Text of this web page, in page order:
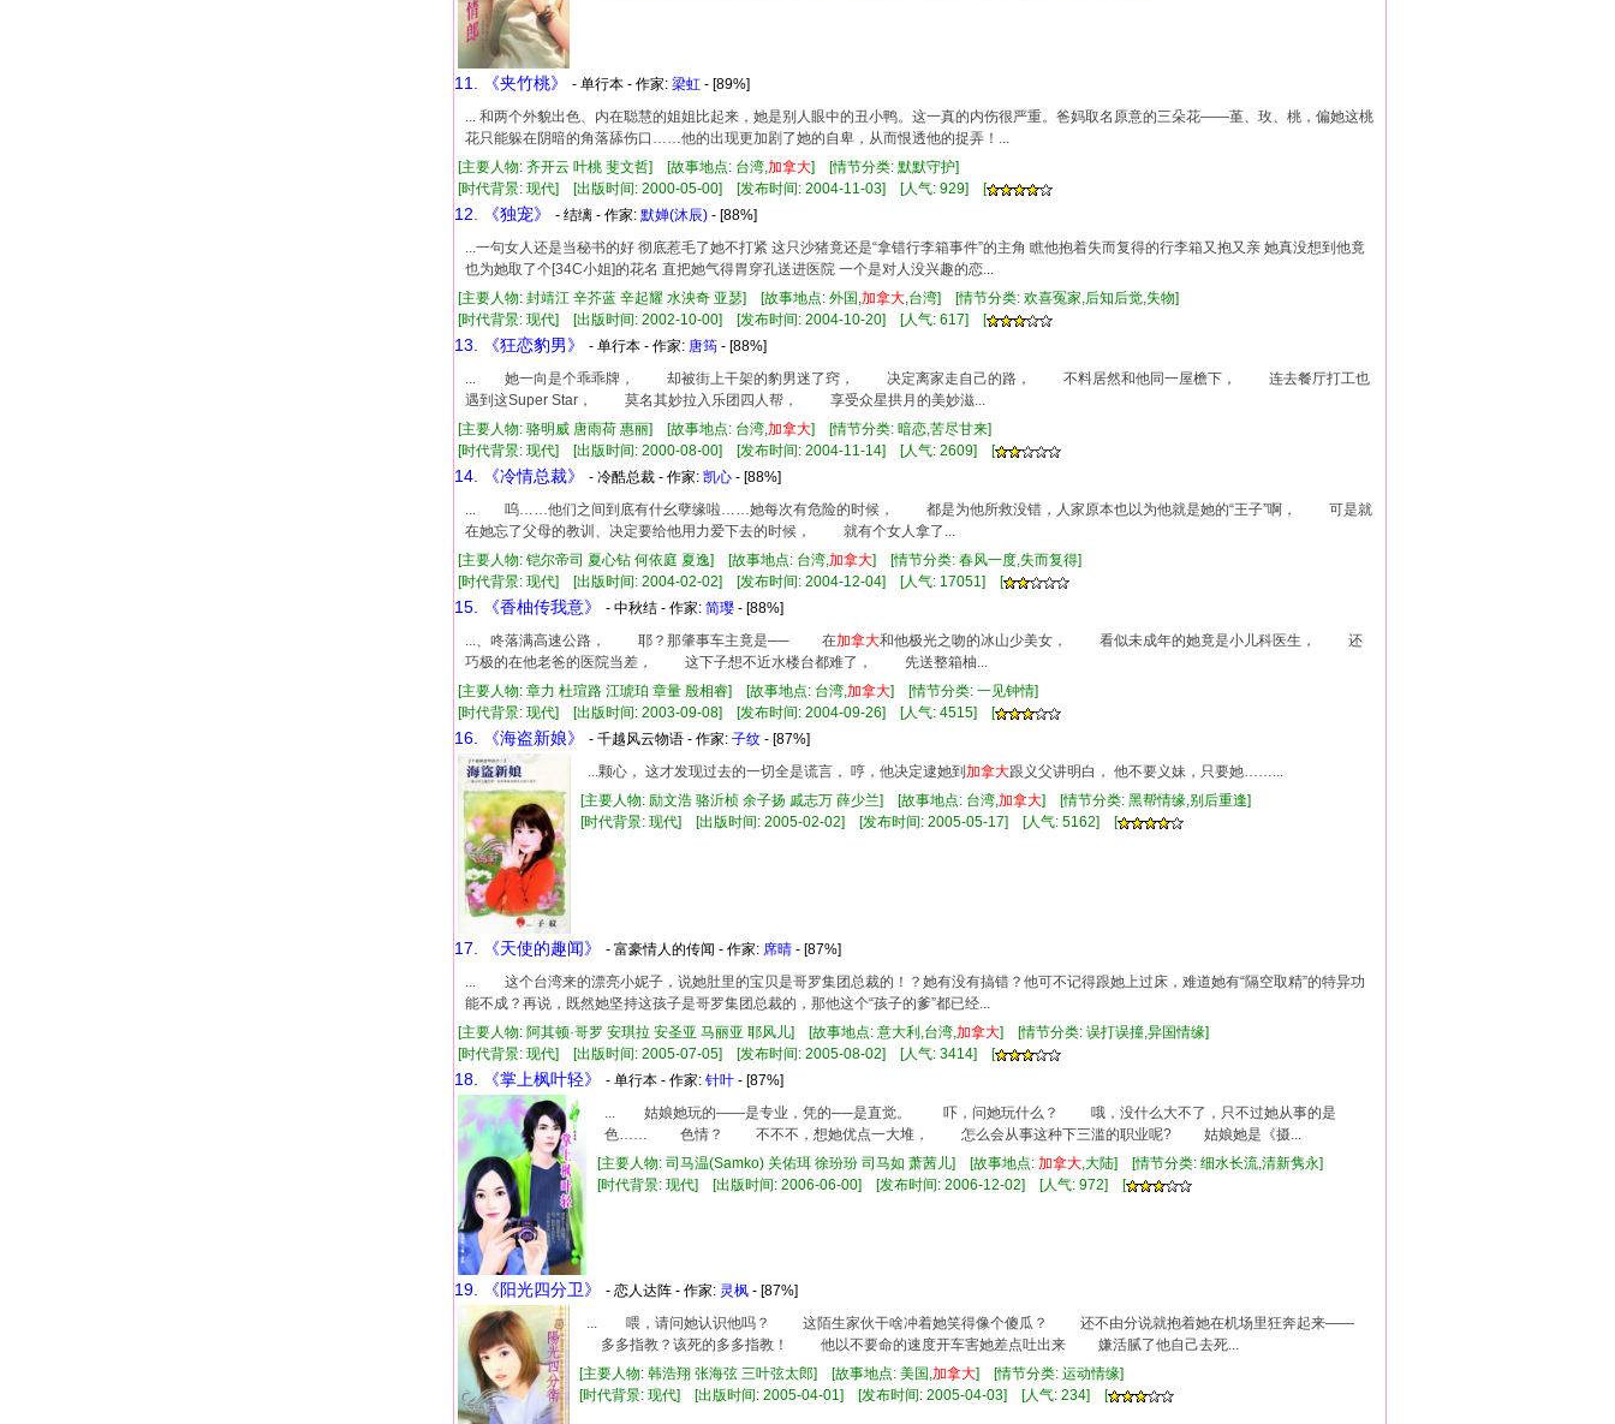
11. 《夹竹桃》 - 单行本 - 作家: 梁虹 - [89%]
... 和两个外貌出色、内在聪慧的姐姐比起来，她是别人眼中的丑小鸭。这一真的内伤很严重。爸妈取名原意的三朵花——堇、玫、桃，偏她这桃
花只能躲在阴暗的角落舔伤口……他的出现更加剧了她的自卑，从而恨透他的捉弄！...
[主要人物: 齐开云 叶桃 斐文哲] [故事地点: 台湾,加拿大] [情节分类: 默默守护]
[时代背景: 现代] [出版时间: 2000-05-00] [发布时间: 2004-11-03] [人气: 929] [
12. 《独宠》 - 结缡 - 作家: 默婵(沐辰) - [88%]
...一句女人还是当秘书的好 彻底惹毛了她不打紧 这只沙猪竟还是“拿错行李箱事件”的主角 瞧他抱着失而复得的行李箱又抱又亲 她真没想到他竟
也为她取了个[34C小姐]的花名 直把她气得胃穿孔送进医院 一个是对人没兴趣的恋...
[主要人物: 封靖江 辛芥蓝 辛起耀 水泱奇 亚瑟] [故事地点: 外国,加拿大,台湾] [情节分类: 欢喜冤家,后知后觉,失物]
[时代背景: 现代] [出版时间: 2002-10-00] [发布时间: 2004-10-20] [人气: 617] [
13. 《狂恋豹男》 - 单行本 - 作家: 唐筠 - [88%]
... 她一向是个乖乖牌， 却被街上干架的豹男迷了窍， 决定离家走自己的路， 不料居然和他同一屋檐下， 连去餐厅打工也
遇到这Super Star， 莫名其妙拉入乐团四人帮， 享受众星拱月的美妙滋...
[主要人物: 骆明威 唐雨荷 惠丽] [故事地点: 台湾,加拿大] [情节分类: 暗恋,苦尽甘来]
[时代背景: 现代] [出版时间: 2000-08-00] [发布时间: 2004-11-14] [人气: 2609] [
14. 《冷情总裁》 - 冷酷总裁 - 作家: 凯心 - [88%]
... 呜……他们之间到底有什幺孽缘啦……她每次有危险的时候， 都是为他所救没错，人家原本也以为他就是她的“王子”啊， 可是就
在她忘了父母的教训、决定要给他用力爱下去的时候， 就有个女人拿了...
[主要人物: 铠尔帝司 夏心钻 何依庭 夏逸] [故事地点: 台湾,加拿大] [情节分类: 春风一度,失而复得]
[时代背景: 现代] [出版时间: 2004-02-02] [发布时间: 2004-12-04] [人气: 17051] [
15. 《香柚传我意》 - 中秋结 - 作家: 简璎 - [88%]
...、咚落满高速公路， 耶？那肇事车主竟是── 在加拿大和他极光之吻的冰山少美女， 看似未成年的她竟是小儿科医生， 还
巧极的在他老爸的医院当差， 这下子想不近水楼台都难了， 先送整箱柚...
[主要人物: 章力 杜瑄路 江琥珀 章量 殷相睿] [故事地点: 台湾,加拿大] [情节分类: 一见钟情]
[时代背景: 现代] [出版时间: 2003-09-08] [发布时间: 2004-09-26] [人气: 4515] [
16. 《海盗新娘》 - 千越风云物语 - 作家: 子纹 - [87%]
...颗心， 这才发现过去的一切全是谎言， 哼，他决定逮她到 加拿大跟义父讲明白， 他不要义妹，只要她……...
[主要人物: 励文浩 骆沂桢 余子扬 戚志万 薛少兰] [故事地点: 台湾,加拿大] [情节分类: 黑帮情缘,别后重逢]
[时代背景: 现代] [出版时间: 2005-02-02] [发布时间: 2005-05-17] [人气: 5162] [
17. 《天使的趣闻》 - 富豪情人的传闻 - 作家: 席晴 - [87%]
... 这个台湾来的漂亮小妮子，说她肚里的宝贝是哥罗集团总裁的！？她有没有搞错？他可不记得跟她上过床，难道她有“隔空取精”的特异功
能不成？再说，既然她坚持这孩子是哥罗集团总裁的，那他这个“孩子的爹”都已经...
[主要人物: 阿其顿·哥罗 安琪拉 安圣亚 马丽亚 耶风儿] [故事地点: 意大利,台湾,加拿大] [情节分类: 误打误撞,异国情缘]
[时代背景: 现代] [出版时间: 2005-07-05] [发布时间: 2005-08-02] [人气: 3414] [
18. 《掌上枫叶轻》 - 单行本 - 作家: 针叶 - [87%]
... 姑娘她玩的——是专业，凭的──是直觉。 吓，问她玩什么？ 哦，没什么大不了，只不过她从事的是
色…… 色情？ 不不不，想她优点一大堆， 怎么会从事这种下三滥的职业呢? 姑娘她是《摄...
[主要人物: 司马温(Samko) 关佑珥 徐玢玢 司马如 萧茜儿] [故事地点: 加拿大,大陆] [情节分类: 细水长流,清新隽永]
[时代背景: 现代] [出版时间: 2006-06-00] [发布时间: 2006-12-02] [人气: 972] [
19. 《阳光四分卫》 - 恋人达阵 - 作家: 灵枫 - [87%]
... 喂，请问她认识他吗？ 这陌生家伙干啥冲着她笑得像个傻瓜？ 还不由分说就抱着她在机场里狂奔起来——
多多指教？该死的多多指教！ 他以不要命的速度开车害她差点吐出来 嫌活腻了他自己去死...
[主要人物: 韩浩翔 张海弦 三叶弦太郎] [故事地点: 美国,加拿大] [情节分类: 运动情缘]
[时代背景: 现代] [出版时间: 2005-04-01] [发布时间: 2005-04-03] [人气: 234] [